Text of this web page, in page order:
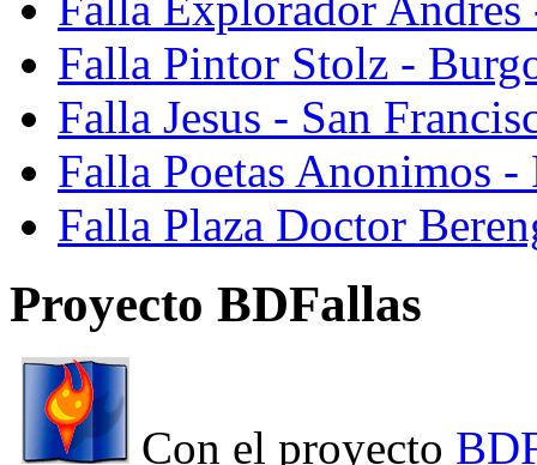
Falla Pintor Stolz -
Falla Jesus - San
Falla Poetas Anonimos
Falla Plaza Doctor
Proyecto BDFallas
Con el proyecto